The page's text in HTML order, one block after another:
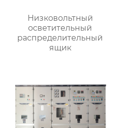
Низковольтный
осветительный
распределительный
ящик